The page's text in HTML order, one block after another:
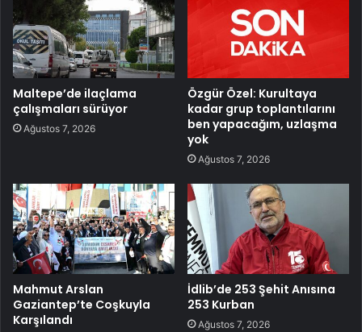
Maltepe’de ilaçlama
çalışmaları sürüyor
Ağustos 7, 2026
Özgür Özel: Kurultaya
kadar grup toplantılarını
ben yapacağım, uzlaşma
yok
Ağustos 7, 2026
Mahmut Arslan
Gaziantep’te Coşkuyla
Karşılandı
İdlib’de 253 Şehit Anısına
253 Kurban
Ağustos 7, 2026